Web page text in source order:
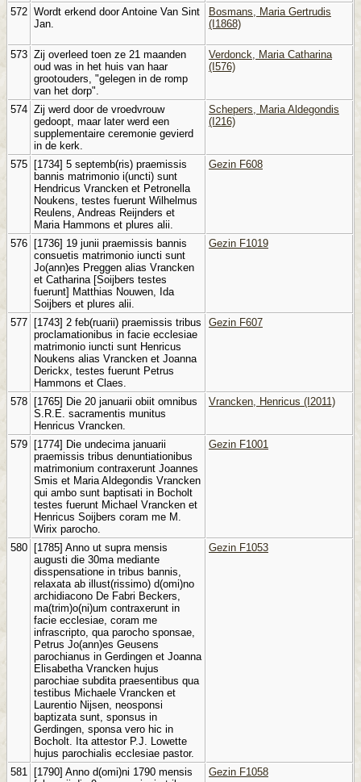
572 Wordt erkend door Antoine Van Sint
Jan.
Bosmans, Maria Gertrudis
(I1868)
573 Zij overleed toen ze 21 maanden
oud was in het huis van haar
grootouders, "gelegen in de romp
van het dorp".
Verdonck, Maria Catharina
(I576)
574 Zij werd door de vroedvrouw
gedoopt, maar later werd een
supplementaire ceremonie gevierd
in de kerk.
Schepers, Maria Aldegondis
(I216)
575
[1734] 5 septemb(ris) praemissis
bannis matrimonio i(uncti) sunt
Hendricus Vrancken et Petronella
Noukens, testes fuerunt Wilhelmus
Reulens, Andreas Reijnders et
Maria Hammons et plures alii.
Gezin F608
576
[1736] 19 junii praemissis bannis
consuetis matrimonio iuncti sunt
Jo(ann)es Preggen alias Vrancken
et Catharina [Soijbers testes
fuerunt] Matthias Nouwen, Ida
Soijbers et plures alii.
Gezin F1019
577
[1743] 2 feb(ruarii) praemissis tribus
proclamationibus in facie ecclesiae
matrimonio iuncti sunt Henricus
Noukens alias Vrancken et Joanna
Derickx, testes fuerunt Petrus
Hammons et Claes.
Gezin F607
578
[1765] Die 20 januarii obiit omnibus
S.R.E. sacramentis munitus
Henricus Vrancken.
Vrancken, Henricus (I2011)
579
[1774] Die undecima januarii
praemissis tribus denuntiationibus
matrimonium contraxerunt Joannes
Smis et Maria Aldegondis Vrancken
qui ambo sunt baptisati in Bocholt
testes fuerunt Michael Vrancken et
Henricus Soijbers coram me M.
Wirix parocho.
Gezin F1001
580
[1785] Anno ut supra mensis
augusti die 30ma mediante
disspensatione in tribus bannis,
relaxata ab illust(rissimo) d(omi)no
archidiacono De Fabri Beckers,
ma(trim)o(ni)um contraxerunt in
facie ecclesiae, coram me
infrascripto, qua parocho sponsae,
Petrus Jo(ann)es Geusens
parochianus in Gerdingen et Joanna
Elisabetha Vrancken hujus
parochiae subdita praesentibus qua
testibus Michaele Vrancken et
Laurentio Nijsen, neosponsi
baptizata sunt, sponsus in
Gerdingen, sponsa vero hic in
Bocholt. Ita attestor P.J. Lowette
hujus parochialis ecclesiae pastor.
Gezin F1053
581
[1790] Anno d(omi)ni 1790 mensis
Gezin F1058